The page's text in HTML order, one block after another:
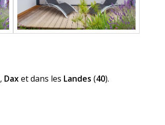
, Daxet dans les Landes (40).